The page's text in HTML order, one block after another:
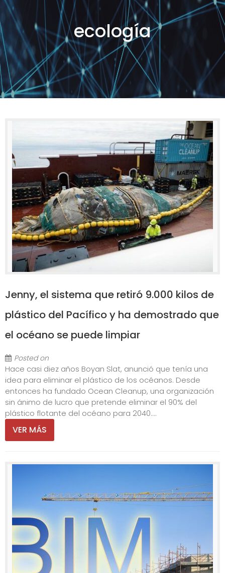
ecología
Jenny, el sistema que retiró 9.000 kilos de
plástico del Pacífico y ha demostrado que
el océano se puede limpiar
Posted on
Hace casi diez años Boyan Slat, anunció que tenía una
idea para eliminar el plástico de los océanos. Desde
entonces ha fundado Ocean Cleanup, una organización
sin ánimo de lucro que pretende eliminar el 90% del
plástico flotante del océano para 2040....
VER MÁS